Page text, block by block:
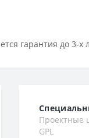
гарантия до 3-
Проектные
GPL